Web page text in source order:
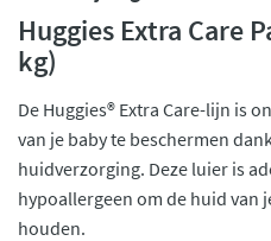
Huggies Extra Care
kg)
De Huggies® Extra Care-lijn is
van je baby te beschermen
huidverzorging. Deze luier is
hypoallergeen om de huid van
houden.